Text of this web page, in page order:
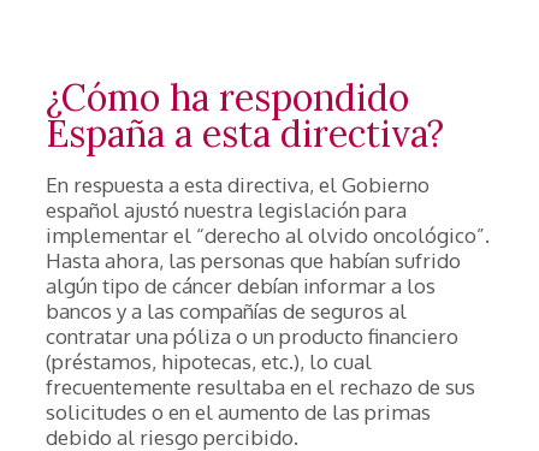
¿Cómo ha respondido
España a esta directiva?
En respuesta a esta directiva, el Gobierno
español ajustó nuestra legislación para
implementar el “derecho al olvido oncológico”.
Hasta ahora, las personas que habían sufrido
algún tipo de cáncer debían informar a los
bancos y a las compañías de seguros al
contratar una póliza o un producto financiero
(préstamos, hipotecas, etc.), lo cual
frecuentemente resultaba en el rechazo de sus
solicitudes o en el aumento de las primas
debido al riesgo percibido.